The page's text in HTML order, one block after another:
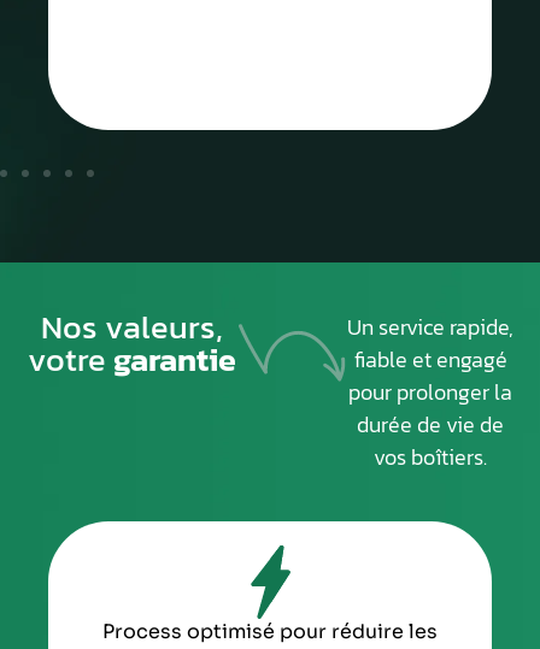
Nos valeurs,
votregarantie
Un service rapide,
fiable et engagé
pour prolonger la
durée de vie de
vos boîtiers.
Process optimisé pour réduire les